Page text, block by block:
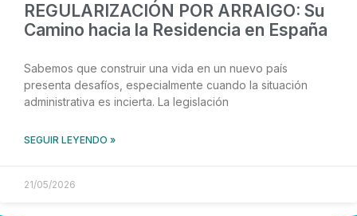
REGULARIZACIÓN POR ARRAIGO: Su
Camino hacia la Residencia en España
Sabemos que construir una vida en un nuevo país
presenta desafíos, especialmente cuando la situación
administrativa es incierta. La legislación
SEGUIR LEYENDO »
21/05/2026